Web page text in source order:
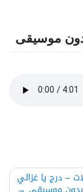
موسيقى
– درج يا غزالي